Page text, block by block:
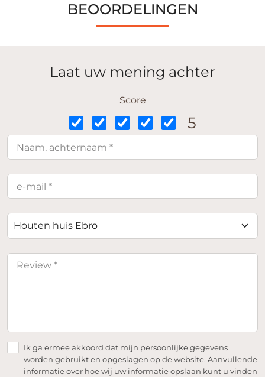
BEOORDELINGEN
Laat uw mening achter
Score
5
Houten huis Ebro
Ik ga ermee akkoord dat mijn persoonlijke gegevens
worden gebruikt en opgeslagen op de website. Aanvullende
informatie over hoe wij uw informatie opslaan kunt u vinden